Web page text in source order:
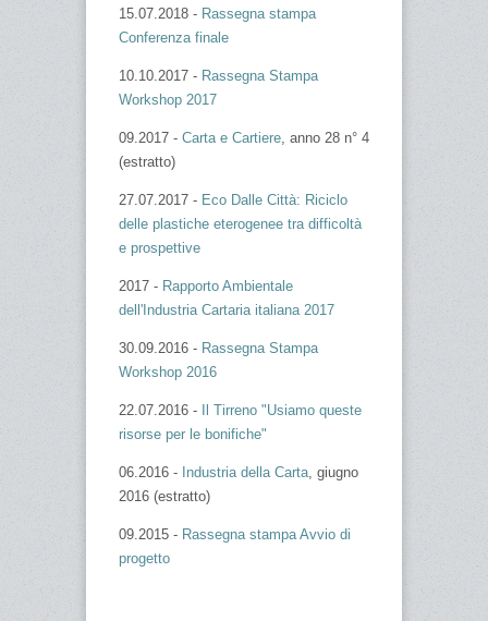
15.07.2018 - Rassegna stampa
Conferenza finale
10.10.2017 - Rassegna Stampa
Workshop 2017
09.2017 - Carta e Cartiere, anno 28 n° 4
(estratto)
27.07.2017 - Eco Dalle Città: Riciclo
delle plastiche eterogenee tra difficoltà
e prospettive
2017 - Rapporto Ambientale
dell'Industria Cartaria italiana 2017
30.09.2016 - Rassegna Stampa
Workshop 2016
22.07.2016 -
Il Tirreno "Usiamo queste
risorse per le bonifiche"
06.2016 - Industria della Carta, giugno
2016 (estratto)
09.2015 - Rassegna stampa Avvio di
progetto